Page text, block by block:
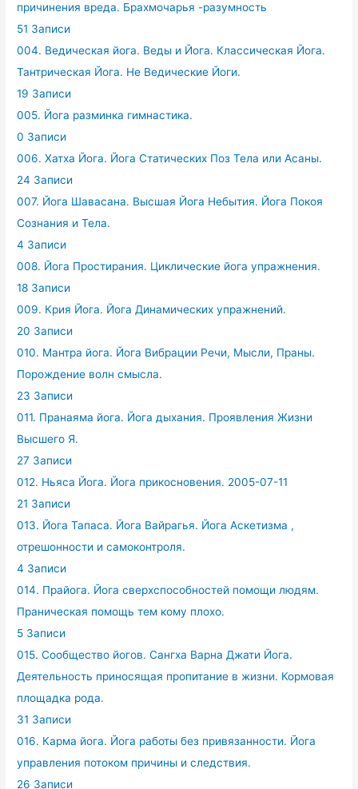
причинения вреда. Брахмочарья -разумность
51 Записи
004. Ведическая йога. Веды и Йога. Классическая Йога.
Тантрическая Йога. Не Ведические Йоги.
19 Записи
005. Йога разминка гимнастика.
0 Записи
006. Хатха Йога. Йога Статических Поз Тела или Асаны.
24 Записи
007. Йога Шавасана. Высшая Йога Небытия. Йога Покоя
Сознания и Тела.
4 Записи
008. Йога Простирания. Циклические йога упражнения.
18 Записи
009. Крия Йога. Йога Динамических упражнений.
20 Записи
010. Мантра йога. Йога Вибрации Речи, Мысли, Праны.
Порождение волн смысла.
23 Записи
011. Пранаяма йога. Йога дыхания. Проявления Жизни
Высшего Я.
27 Записи
012. Ньяса Йога. Йога прикосновения. 2005-07-11
21 Записи
013. Йога Тапаса. Йога Вайрагья. Йога Аскетизма ,
отрешонности и самоконтроля.
4 Записи
014. Прайога. Йога сверхспособностей помощи людям.
Праническая помощь тем кому плохо.
5 Записи
015. Сообщество йогов. Сангха Варна Джати Йога.
Деятельность приносящая пропитание в жизни. Кормовая
площадка рода.
31 Записи
016. Карма йога. Йога работы без привязанности. Йога
управления потоком причины и следствия.
26 Записи